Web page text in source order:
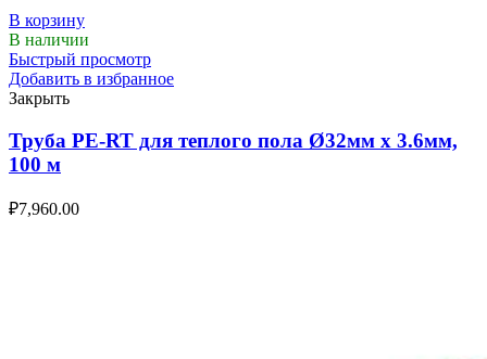
В корзину
В наличии
Быстрый просмотр
Добавить в избранное
Закрыть
Труба PE-RT для теплого пола Ø32мм х 3.6мм,
100 м
₽7,960.00